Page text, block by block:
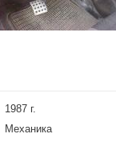
1987 г.
Механика